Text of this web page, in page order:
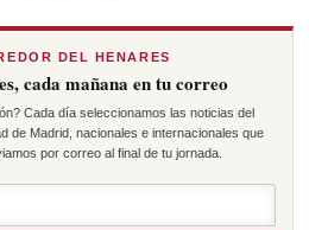
DEL HENARES
cada mañana en tu correo
Cada día seleccionamos las noticias del
de Madrid, nacionales e internacionales que
por correo al final de tu jornada.